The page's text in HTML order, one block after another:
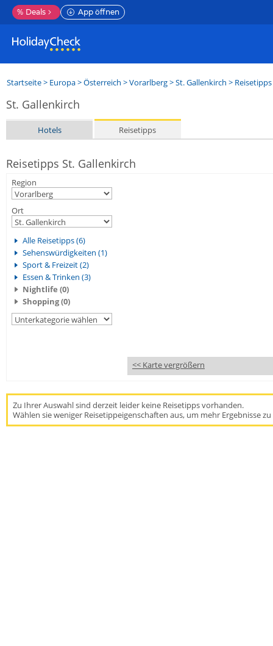
% Deals App öffnen
Startseite> Europa>Österreich >Vorarlberg>St. Gallenkirch > Reisetipps
St. Gallenkirch
Hotels Reisetipps
Reisetipps St. Gallenkirch
Region
Ort
Alle Reisetipps (6)
Sehenswürdigkeiten (1)
Sport & Freizeit (2)
Essen & Trinken (3)
Nightlife (0)
Shopping (0)
<< Karte vergrößern
Zu Ihrer Auswahl sind derzeit leider keine Reisetipps vorhanden.
Wählen sie weniger Reisetippeigenschaften aus, um mehr Ergebnisse